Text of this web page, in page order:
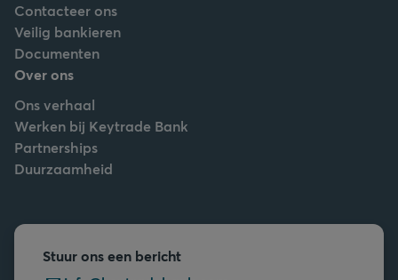
Contacteer ons
Veilig bankieren
Documenten
Over ons
Ons verhaal
Werken bij Keytrade Bank
Partnerships
Duurzaamheid
Stuur ons een bericht